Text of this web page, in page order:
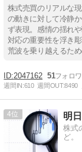
株式売買のリアルな
の動きに対して冷静
ず表現。感情の揺れ
対応の重要性を浮き
荒波を乗り越えるた
2047162 51
週間IN:610 週間OUT:8490
4 明
株式
ど。